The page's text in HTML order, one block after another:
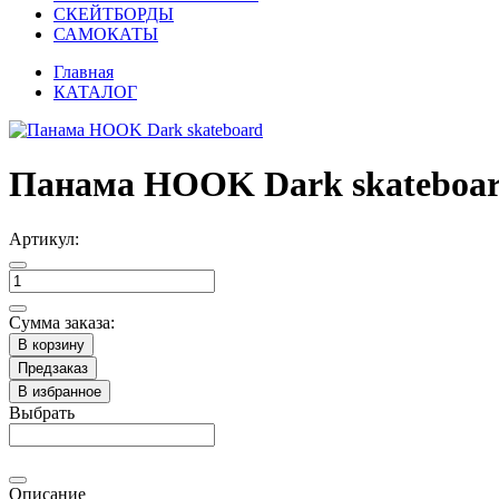
СКЕЙТБОРДЫ
САМОКАТЫ
Главная
КАТАЛОГ
Панама HOOK Dark
Артикул:
Сумма заказа:
В корзину
Предзаказ
В избранное
Выбрать
Описание